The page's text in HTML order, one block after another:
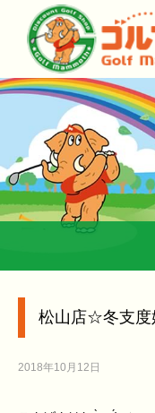
松山店☆冬支度
2018年10月12日